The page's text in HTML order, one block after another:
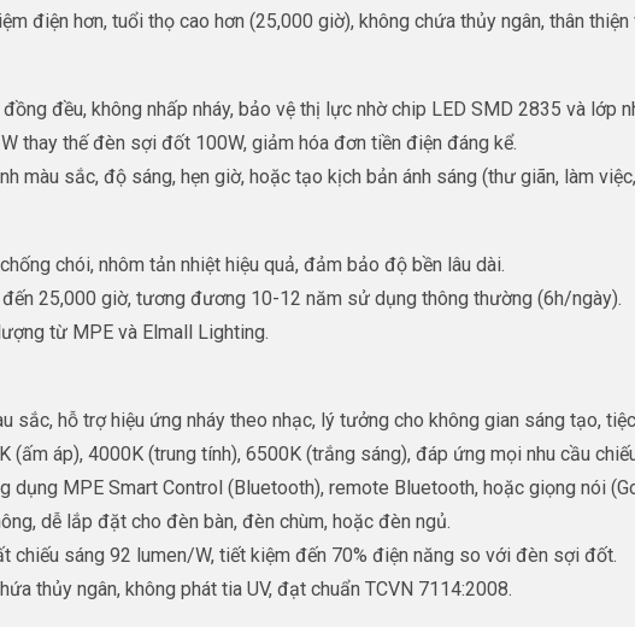
điện hơn, tuổi thọ cao hơn (25,000 giờ), không chứa thủy ngân, thân
đồng đều, không nhấp nháy, bảo vệ thị lực nhờ chip LED SMD 2835 và lớp
thay thế đèn sợi đốt 100W, giảm hóa đơn tiền điện đáng kể.
màu sắc, độ sáng, hẹn giờ, hoặc tạo kịch bản ánh sáng (thư giãn, làm
chói, nhôm tản nhiệt hiệu quả, đảm bảo độ bền lâu dài.
25,000 giờ, tương đương 10-12 năm sử dụng thông thường (6h/ngày).
từ MPE và Elmall Lighting.
sắc, hỗ trợ hiệu ứng nháy theo nhạc, lý tưởng cho không gian sáng tạo,
(ấm áp), 4000K (trung tính), 6500K (trắng sáng), đáp ứng mọi nhu cầu
dụng MPE Smart Control (Bluetooth), remote Bluetooth, hoặc giọng nói
dễ lắp đặt cho đèn bàn, đèn chùm, hoặc đèn ngủ.
chiếu sáng 92 lumen/W, tiết kiệm đến 70% điện năng so với đèn sợi đốt.
thủy ngân, không phát tia UV, đạt chuẩn TCVN 7114:2008.